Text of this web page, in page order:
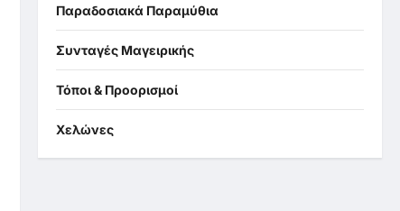
Παραδοσιακά Παραμύθια
Συνταγές Μαγειρικής
Τόποι & Προορισμοί
Χελώνες